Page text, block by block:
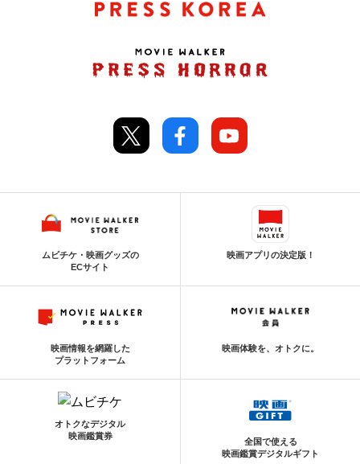
ムビチケ・映画グッズの
ECサイト
映画アプリの決定版！
映画情報を網羅した
プラットフォーム
映画体験を、オトクに。
オトクなデジタル
映画鑑賞券
全国で使える
映画鑑賞デジタルギフト